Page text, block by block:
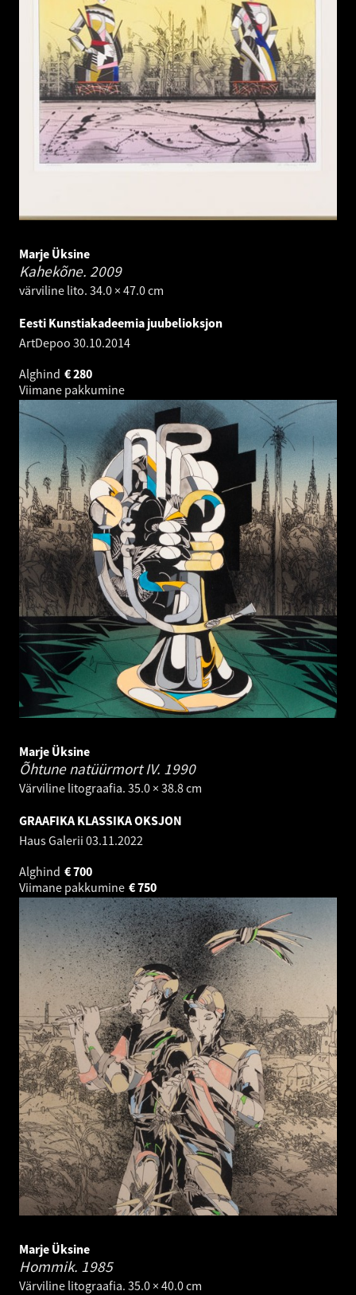
Marje Üksine
Kahekõne. 2009
värviline lito. 34.0 × 47.0 cm
Eesti Kunstiakadeemia juubelioksjon
ArtDepoo 30.10.2014
Alghind
280
€
Viimane pakkumine
Marje Üksine
Õhtune natüürmort IV. 1990
Värviline litograafia. 35.0 × 38.8 cm
GRAAFIKA KLASSIKA OKSJON
Haus Galerii 03.11.2022
Alghind
700
€
Viimane pakkumine
750
€
Marje Üksine
Hommik. 1985
Värviline litograafia. 35.0 × 40.0 cm